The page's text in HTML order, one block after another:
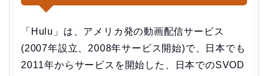
「Hulu」は、アメリカ発の動画配信サービス
(2007年設立、2008年サービス開始)で、日本でも
2011年からサービスを開始した、日本でのSVOD